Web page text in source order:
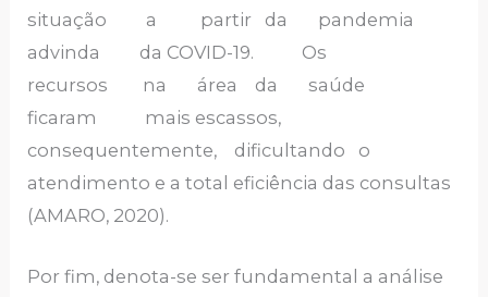
situação a partir da pandemia
advinda da COVID-19. Os
recursos na área da saúde
ficaram mais escassos,
consequentemente, dificultando o
atendimento e a total eficiência das consultas
(AMARO, 2020).
Por fim, denota-se ser fundamental a análise